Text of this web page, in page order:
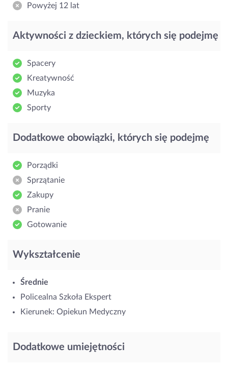
Powyżej 12 lat
Aktywności z dzieckiem, których się podejmę
Spacery
Kreatywność
Muzyka
Sporty
Dodatkowe obowiązki, których się podejmę
Porządki
Sprzątanie
Zakupy
Pranie
Gotowanie
Wykształcenie
Średnie
Policealna Szkoła Ekspert
Kierunek: Opiekun Medyczny
Dodatkowe umiejętności